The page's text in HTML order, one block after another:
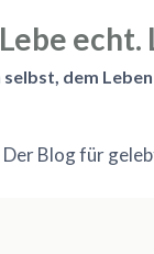
dem
Blog für